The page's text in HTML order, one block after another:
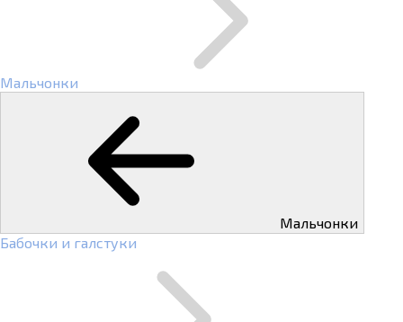
Мальчонки
Мальчонки
Бабочки и галстуки